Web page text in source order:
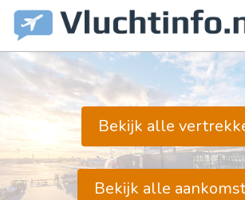
Bekijk alle
Bekijk alle